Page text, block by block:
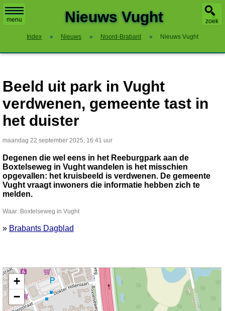
menu zoek
Nieuws Vught
Index » Nieuws » Noord-Brabant » Nieuws Vught
Beeld uit park in Vught
verdwenen, gemeente tast in
het duister
maandag 22 september 2025, 16:41 uur
Degenen die wel eens in het Reeburgpark aan de
Boxtelseweg in Vught wandelen is het misschien
opgevallen: het kruisbeeld is verdwenen. De gemeente
Vught vraagt inwoners die informatie hebben zich te
melden.
Waar: Boxtelseweg in Vught
» Brabants Dagblad
Kaart nieuws Vught. Locatie nieuws: 51.65491 / 5.30296 Boxtelseweg
+
−